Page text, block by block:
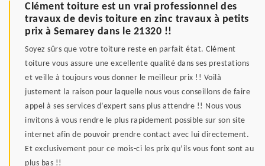
Clément toiture est un vrai professionnel des
travaux de devis toiture en zinc travaux à petits
prix à Semarey dans le 21320 !!
Soyez sûrs que votre toiture reste en parfait état. Clément
toiture vous assure une excellente qualité dans ses prestations
et veille à toujours vous donner le meilleur prix !! Voilà
justement la raison pour laquelle nous vous conseillons de faire
appel à ses services d’expert sans plus attendre !! Nous vous
invitons à vous rendre le plus rapidement possible sur son site
internet afin de pouvoir prendre contact avec lui directement.
Et exclusivement pour ce mois-ci les prix qu’ils vous font sont au
plus bas !!